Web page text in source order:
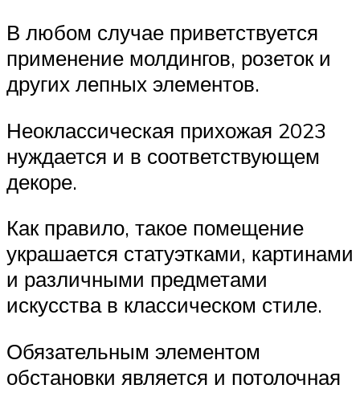
В любом случае приветствуется
применение молдингов, розеток и
других лепных элементов.
Неоклассическая прихожая 2023
нуждается и в соответствующем
декоре.
Как правило, такое помещение
украшается статуэтками, картинами
и различными предметами
искусства в классическом стиле.
Обязательным элементом
обстановки является и потолочная